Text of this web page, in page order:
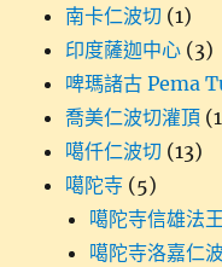
南卡仁波切 (1)
印度薩迦中心 (3)
啤瑪諸古 Pema
喬美仁波切灌頂
噶仟仁波切 (13)
噶陀寺 (5)
噶陀寺信雄法王
噶陀寺洛嘉仁